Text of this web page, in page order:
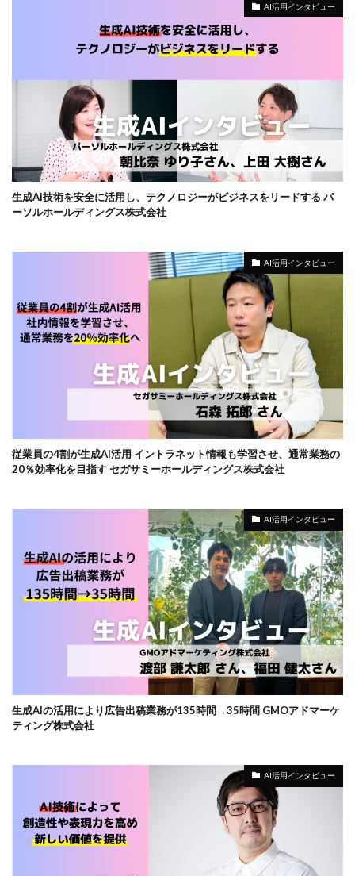
AI活用インタビュー
生成AI技術を安全に活用し、テクノロジーがビジネスをリードする パ
ーソルホールディングス株式会社
AI活用インタビュー
従業員の4割が生成AI活用 イントラネット情報も学習させ、通常業務の
20％効率化を目指す セガサミーホールディングス株式会社
AI活用インタビュー
生成AIの活用により広告出稿業務が135時間→35時間 GMOアドマーケ
ティング株式会社
AI活用インタビュー